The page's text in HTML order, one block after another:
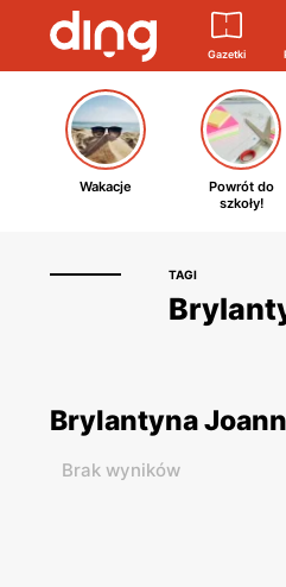
Gazetki
Wakacje
Powrót do
szkoły!
TAGI
Brylantyna
Brak wyników